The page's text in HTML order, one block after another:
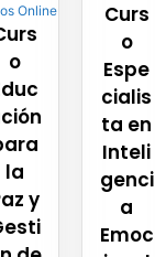
Online
o
la
y
Curs
o
Espe
cialis
ta en
Inteli
genci
a
Emoc